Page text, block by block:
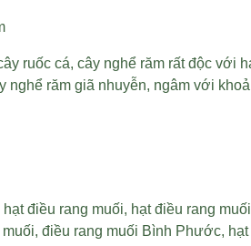
ruốc cá, cây nghể răm rất độc với
nghể răm giã nhuyễn, ngâm với
hạt điều rang muối, hạt điều rang
,điều rang muối Bình Phước,